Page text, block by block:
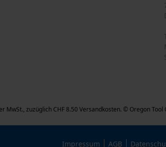
MwSt., zuzüglich CHF 8.50 Versandkosten. © Oregon
Impressum AGB
Mouseflow
Loop54
Gespeicherter